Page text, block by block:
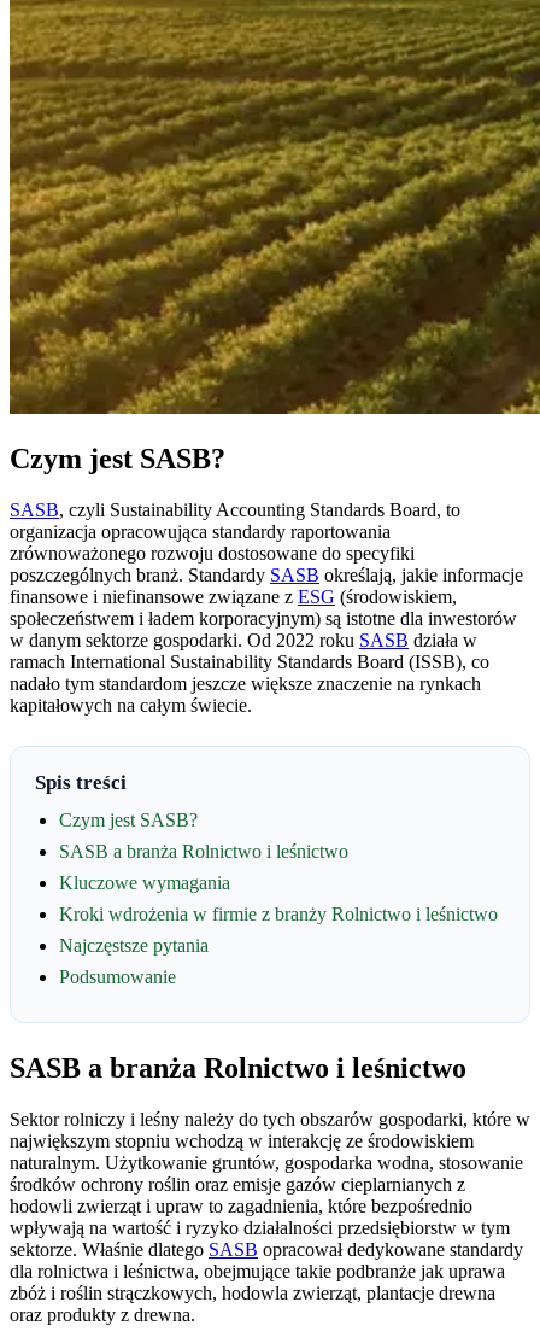
Czym jest SASB?
SASB, czyli Sustainability Accounting Standards Board, to
organizacja opracowująca standardy raportowania
zrównoważonego rozwoju dostosowane do specyfiki
poszczególnych branż. Standardy SASB określają, jakie informacje
finansowe i niefinansowe związane z ESG (środowiskiem,
społeczeństwem i ładem korporacyjnym) są istotne dla inwestorów
w danym sektorze gospodarki. Od 2022 roku SASB działa w
ramach International Sustainability Standards Board (ISSB), co
nadało tym standardom jeszcze większe znaczenie na rynkach
kapitałowych na całym świecie.
Spis treści
Czym jest SASB?
SASB a branża Rolnictwo i leśnictwo
Kluczowe wymagania
Kroki wdrożenia w firmie z branży Rolnictwo i leśnictwo
Najczęstsze pytania
Podsumowanie
SASB a branża Rolnictwo i leśnictwo
Sektor rolniczy i leśny należy do tych obszarów gospodarki, które w
największym stopniu wchodzą w interakcję ze środowiskiem
naturalnym. Użytkowanie gruntów, gospodarka wodna, stosowanie
środków ochrony roślin oraz emisje gazów cieplarnianych z
hodowli zwierząt i upraw to zagadnienia, które bezpośrednio
wpływają na wartość i ryzyko działalności przedsiębiorstw w tym
sektorze. Właśnie dlatego SASB opracował dedykowane standardy
dla rolnictwa i leśnictwa, obejmujące takie podbranże jak uprawa
zbóż i roślin strączkowych, hodowla zwierząt, plantacje drewna
oraz produkty z drewna.